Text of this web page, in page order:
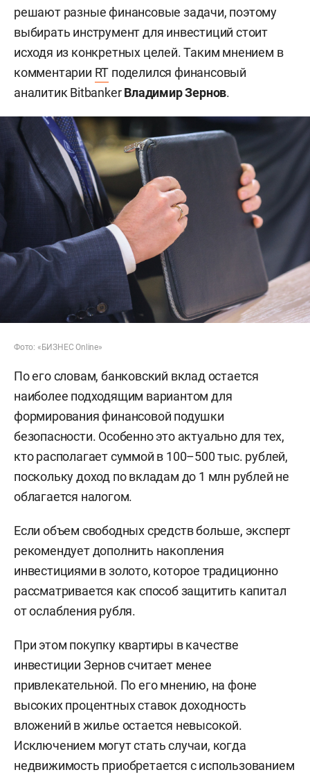
решают разные финансовые задачи, поэтому
выбирать инструмент для инвестиций стоит
исходя из конкретных целей. Таким мнением в
комментарии RT поделился финансовый
аналитик BitbankerВладимир Зернов.
Фото: «БИЗНЕС Online»
По его словам, банковский вклад остается
наиболее подходящим вариантом для
формирования финансовой подушки
безопасности. Особенно это актуально для тех,
кто располагает суммой в 100–500 тыс. рублей,
поскольку доход по вкладам до 1 млн рублей не
облагается налогом.
Если объем свободных средств больше, эксперт
рекомендует дополнить накопления
инвестициями в золото, которое традиционно
рассматривается как способ защитить капитал
от ослабления рубля.
При этом покупку квартиры в качестве
инвестиции Зернов считает менее
привлекательной. По его мнению, на фоне
высоких процентных ставок доходность
вложений в жилье остается невысокой.
Исключением могут стать случаи, когда
недвижимость приобретается с использованием